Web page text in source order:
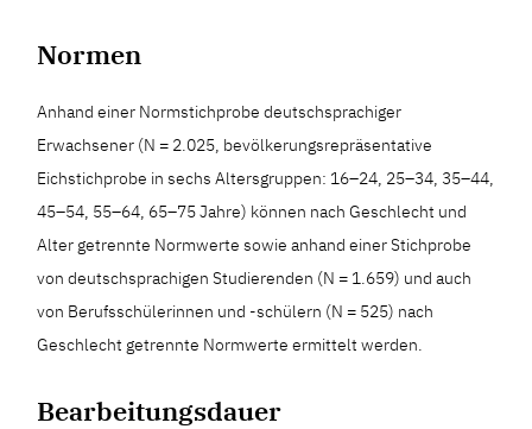
Normen
Anhand einer Normstichprobe deutschsprachiger
Erwachsener (N = 2.025, bevölkerungsrepräsentative
Eichstichprobe in sechs Altersgruppen: 16–24, 25–34, 35–44,
45–54, 55–64, 65–75 Jahre) können nach Geschlecht und
Alter getrennte Normwerte sowie anhand einer Stichprobe
von deutschsprachigen Studierenden (N = 1.659) und auch
von Berufsschülerinnen und -schülern (N = 525) nach
Geschlecht getrennte Normwerte ermittelt werden.
Bearbeitungsdauer